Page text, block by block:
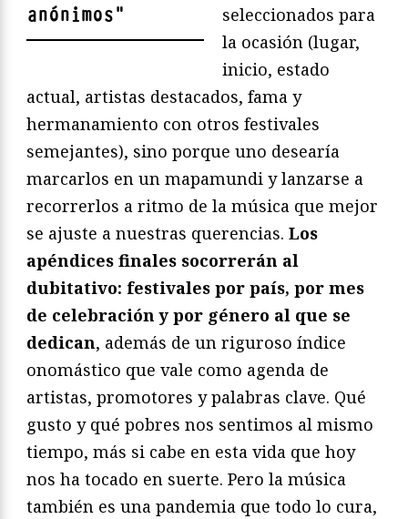
anónimos"
seleccionados para
la ocasión (lugar,
inicio, estado
actual, artistas destacados, fama y
hermanamiento con otros festivales
semejantes), sino porque uno desearía
marcarlos en un mapamundi y lanzarse a
recorrerlos a ritmo de la música que mejor
se ajuste a nuestras querencias. Los
apéndices finales socorrerán al
dubitativo: festivales por país, por mes
de celebración y por género al que se
dedican, además de un riguroso índice
onomástico que vale como agenda de
artistas, promotores y palabras clave. Qué
gusto y qué pobres nos sentimos al mismo
tiempo, más si cabe en esta vida que hoy
nos ha tocado en suerte. Pero la música
también es una pandemia que todo lo cura,